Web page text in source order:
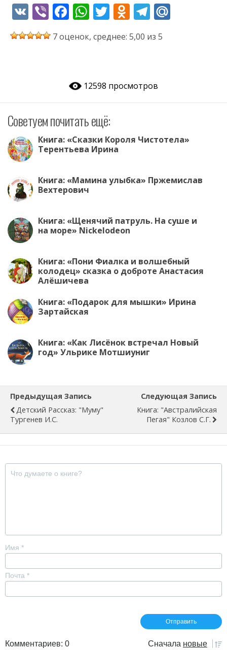
V
K
Vi
b
er
F
e
o
o
k
W
at
p
p
T
itt
O
d
n
as
s
ki
T
el
e
m
7 оценок, среднее: 5,00 из 5
12598 просмотров
Советуем почитать ещё:
Книга: «Сказки Короля Чистотела»
Терентьева Ирина
Книга: «Мамина улыбка» Пржемислав
Вехтерович
Книга: «Щенячий патруль. На суше и
на море» Nickelodeon
Книга: «Пони Фиалка и волшебный
колодец» сказка о доброте Анастасия
Алёшичева
Книга: «Подарок для мышки» Ирина
Зартайская
Книга: «Как Лисёнок встречал Новый
год» Ульрике Мотшиуниг
Предыдущая Запись
Детский Рассказ: "Муму"
Тургенев И.С.
Следующая Запись
Книга: "Австралийская
Пегая" Козлов С.Г.
Имя *
Почта *
Комментариев: 0 Сначала новые